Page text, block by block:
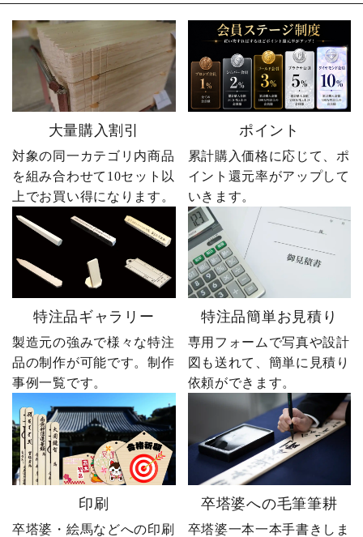
大量購入割引
対象の同一カテゴリ内商品
を組み合わせて10セット以
上でお買い得になります。
ポイント
累計購入価格に応じて、ポ
イント還元率がアップして
いきます。
特注品ギャラリー
製造元の強みで様々な特注
品の制作が可能です。制作
事例一覧です。
特注品簡単お見積り
専用フォームで写真や設計
図も送れて、簡単に見積り
依頼ができます。
印刷
卒塔婆・絵馬などへの印刷
卒塔婆への毛筆筆耕
卒塔婆一本一本手書きしま